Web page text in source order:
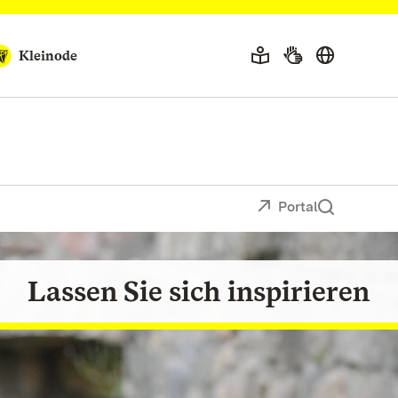
Kleinode
Portal
Genießen Sie die Atmosphäre
Lassen Sie sich inspirieren
Gehen Sie auf Zeitreise